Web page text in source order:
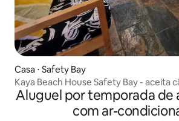
Casa ⋅ Safety Bay
Kaya Beach House Safety Bay - aceita
Aluguel por temporada de
com ar-